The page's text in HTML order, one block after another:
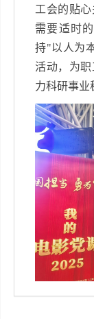
工会的贴
需要适时
持"以人为
活动，为
力科研事业